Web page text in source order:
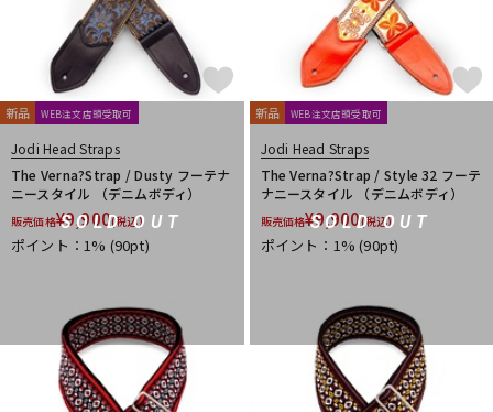
管楽器 その他楽器
アンプ エフェクター
DJ機器 DTM
DTM オンライン納品 レコーディング機器
配信/ライブ機器 楽器アクセサリ
SOLD OUT
新品 WEB注文店頭受取可
Jodi Head Straps
The Verna?Strap / Dusty フーテナ
ニースタイル （デニムボディ）
販売価格¥9,900(税込)
ポイント：1% (90pt)
SOLD OUT
新品 WEB注文店頭受取可
Jodi Head Straps
The Verna?Strap / Style 32 フーテ
ナニースタイル （デニムボディ）
販売価格¥9,900(税込)
ポイント：1%(90pt)